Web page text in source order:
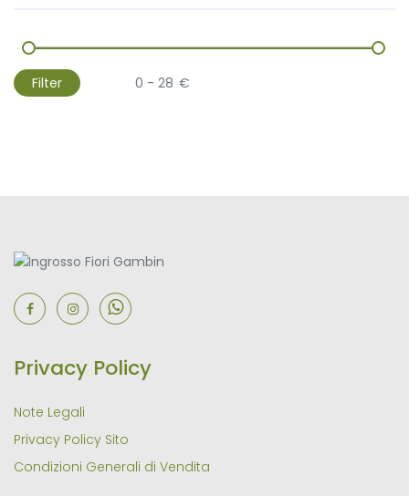
Filter €
Privacy Policy
Note Legali
Privacy Policy Sito
Condizioni Generali di Vendita